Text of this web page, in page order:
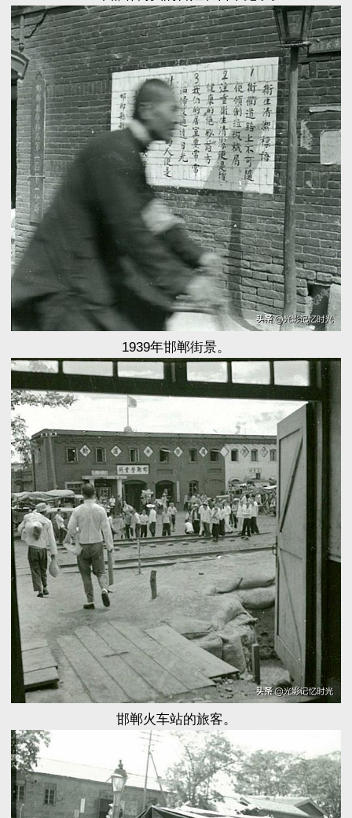
1939年邯郸街景。
邯郸火车站的旅客。